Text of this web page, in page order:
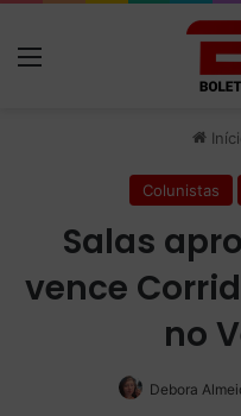
Colunistas
Salas
vence
no
Debora